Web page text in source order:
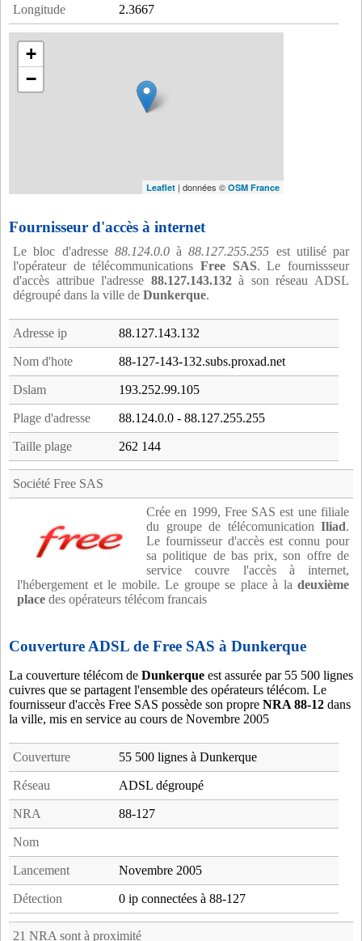
Longitude 2.3667
+
−
Leaflet | données © OSM France
Fournisseur d'accès à internet
Le bloc d'adresse 88.124.0.0à88.127.255.255 est utilisé par
l'opérateur de télécommunications Free SAS. Le fournissseur
d'accès attribue l'adresse 88.127.143.132à son réseau ADSL
dégroupé dans la ville de Dunkerque.
Adresse ip 88.127.143.132
Nom d'hote 88-127-143-132.subs.proxad.net
Dslam 193.252.99.105
Plage d'adresse 88.124.0.0 - 88.127.255.255
Taille plage 262 144
Société Free SAS
Crée en 1999, Free SAS est une filiale
du groupe de télécomunication Iliad.
Le fournisseur d'accès est connu pour
sa politique de bas prix, son offre de
service couvre l'accès à internet,
l'hébergement et le mobile. Le groupe se place à la deuxième
place des opérateurs télécom francais
Couverture ADSL de Free SAS à Dunkerque
La couverture télécom de Dunkerque est assurée par 55 500 lignes
cuivres que se partagent l'ensemble des opérateurs télécom. Le
fournisseur d'accès Free SAS possède son propre NRA 88-12 dans
la ville, mis en service au cours de Novembre 2005
Couverture 55 500 lignes à Dunkerque
Réseau ADSL dégroupé
NRA 88-127
Nom
Lancement Novembre 2005
Détection 0 ip connectées à 88-127
21 NRA sont à proximité